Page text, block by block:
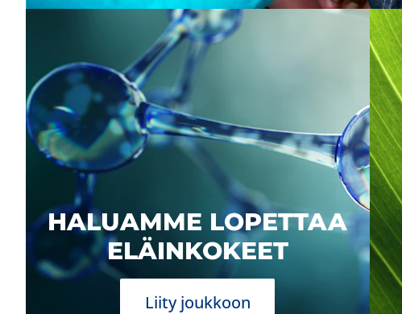
HALUAMME LOPETTAA
ELÄINKOKEET
Liity joukkoon